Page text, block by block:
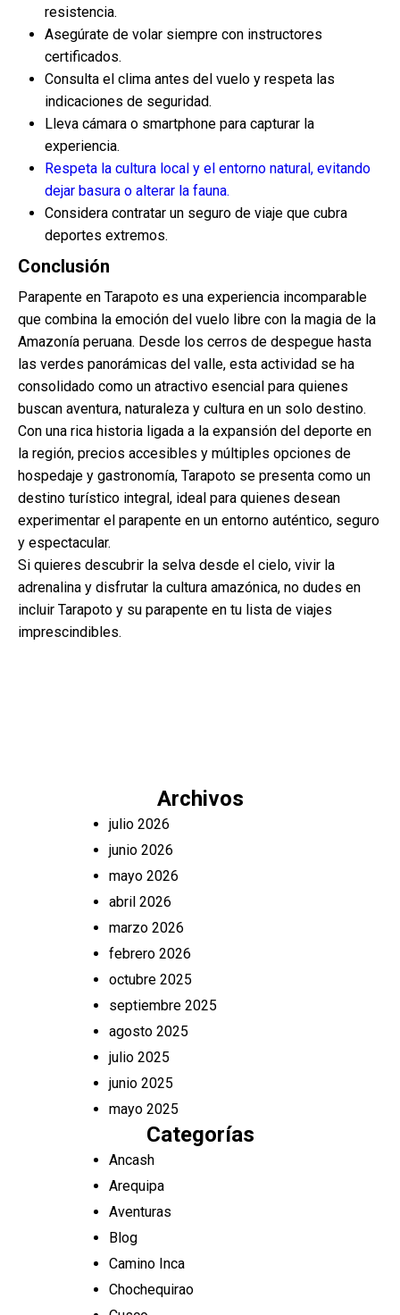
resistencia.
Asegúrate de volar siempre con instructores
certificados.
Consulta el clima antes del vuelo y respeta las
indicaciones de seguridad.
Lleva cámara o smartphone para capturar la
experiencia.
Respeta la cultura local y el entorno natural, evitando
dejar basura o alterar la fauna.
Considera contratar un seguro de viaje que cubra
deportes extremos.
Conclusión
Parapente en Tarapoto es una experiencia incomparable
que combina la emoción del vuelo libre con la magia de la
Amazonía peruana. Desde los cerros de despegue hasta
las verdes panorámicas del valle, esta actividad se ha
consolidado como un atractivo esencial para quienes
buscan aventura, naturaleza y cultura en un solo destino.
Con una rica historia ligada a la expansión del deporte en
la región, precios accesibles y múltiples opciones de
hospedaje y gastronomía, Tarapoto se presenta como un
destino turístico integral, ideal para quienes desean
experimentar el parapente en un entorno auténtico, seguro
y espectacular.
Si quieres descubrir la selva desde el cielo, vivir la
adrenalina y disfrutar la cultura amazónica, no dudes en
incluir Tarapoto y su parapente en tu lista de viajes
imprescindibles.
Archivos
julio 2026
junio 2026
mayo 2026
abril 2026
marzo 2026
febrero 2026
octubre 2025
septiembre 2025
agosto 2025
julio 2025
junio 2025
mayo 2025
Categorías
Ancash
Arequipa
Aventuras
Blog
Camino Inca
Chochequirao